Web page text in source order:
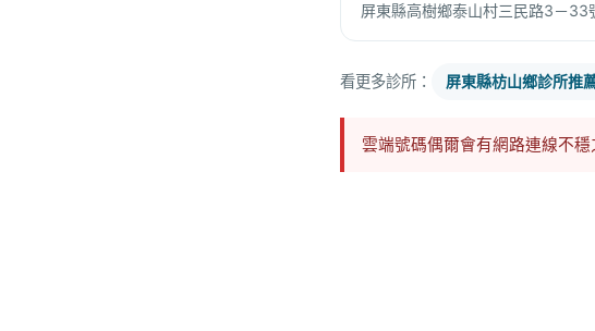
屏東縣高樹鄉泰山村三民路3－33
看更多診所： 屏東縣枋山鄉診所推
雲端號碼偶爾會有網路連線不